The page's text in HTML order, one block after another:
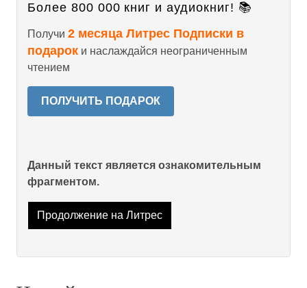
Более 800 000 книг и аудиокниг! 📚
Получи 2 месяца Литрес Подписки в
подарок и наслаждайся неограниченным
чтением
ПОЛУЧИТЬ ПОДАРОК
Данный текст является ознакомительным
фрагментом.
Продолжение на Литрес